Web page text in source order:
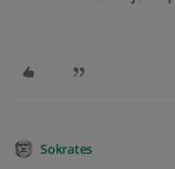
Sokrates